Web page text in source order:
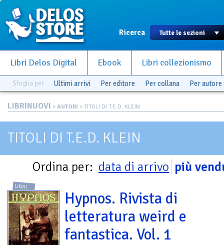
Ricerca
Libri Delos Digital Ebook Libri collezionismo
Sfoglia per Ultimi arrivi Per editore Per collana Per autore
LIBRINUOVI > AUTORI > TITOLI DI T.E.D. KLEIN
TITOLI DI T.E.D. KLEIN
Ordina per: data di arrivo più
LIBRI
Hypnos. Rivista di
letteratura weird e
fantastica. Vol. 1